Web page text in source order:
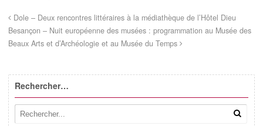
Dole – Deux rencontres littéraires à la médiathèque de l’Hôtel Dieu
Besançon – Nuit européenne des musées : programmation au Musée des
Beaux Arts et d’Archéologie et au Musée du Temps
Rechercher…